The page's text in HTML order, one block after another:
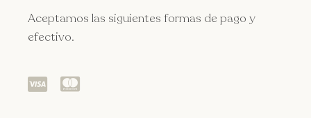
Aceptamos las siguientes formas de pago y
efectivo.